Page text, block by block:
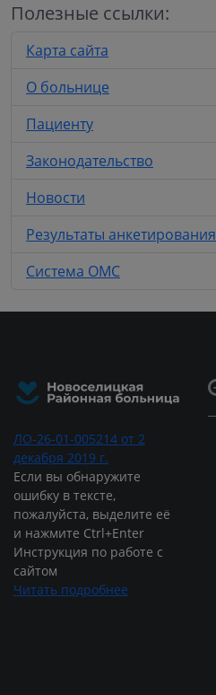
Полезные ссылки:
Карта сайта
О больнице
Пациенту
Законодательство
Новости
Результаты анкетирования
Система ОМС
ЛО-26-01-005214 от 2
декабря 2019 г.
Если вы обнаружите
ошибку в тексте,
пожалуйста, выделите её
и нажмите Ctrl+Enter
Инструкция по работе с
сайтом
Читать подробнее